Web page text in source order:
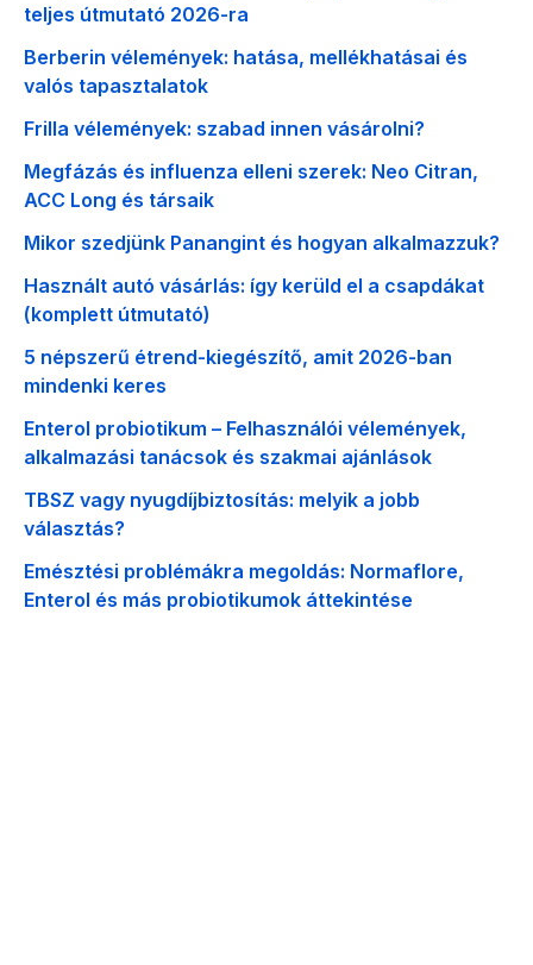
teljes útmutató 2026-ra
Berberin vélemények: hatása, mellékhatásai és
valós tapasztalatok
Frilla vélemények: szabad innen vásárolni?
Megfázás és influenza elleni szerek: Neo Citran,
ACC Long és társaik
Mikor szedjünk Panangint és hogyan alkalmazzuk?
Használt autó vásárlás: így kerüld el a csapdákat
(komplett útmutató)
5 népszerű étrend-kiegészítő, amit 2026-ban
mindenki keres
Enterol probiotikum – Felhasználói vélemények,
alkalmazási tanácsok és szakmai ajánlások
TBSZ vagy nyugdíjbiztosítás: melyik a jobb
választás?
Emésztési problémákra megoldás: Normaflore,
Enterol és más probiotikumok áttekintése